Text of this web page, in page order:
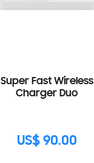
Super Fast Wireless
Charger Duo
US$ 90.00